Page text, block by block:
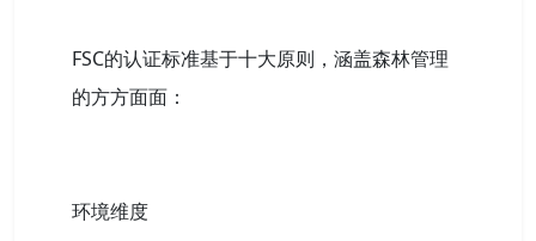
FSC的认证标准基于十大原则，涵盖森林管理
的方方面面：
环境维度